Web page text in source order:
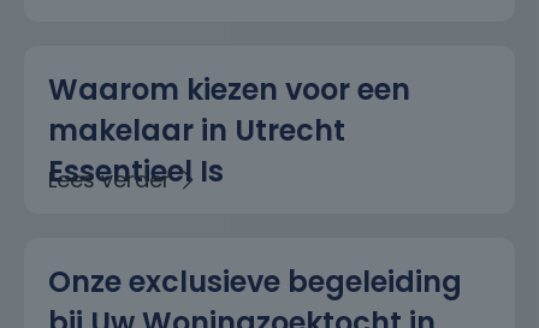
Waarom kiezen voor een
makelaar in Utrecht
Essentieel Is
Onze exclusieve begeleiding